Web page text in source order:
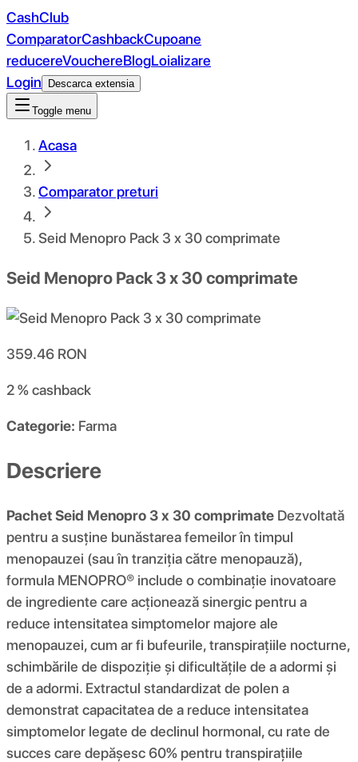
CashClub
ComparatorCashbackCupoane
reducereVouchereBlogLoializare
Login
Descarca extensia
Toggle menu
Acasa
Comparator preturi
Seid Menopro Pack 3 x 30 comprimate
Seid Menopro Pack 3 x 30 comprimate
359.46 RON
2 %cashback
Categorie: Farma
Descriere
Pachet Seid Menopro 3 x 30 comprimate Dezvoltată
pentru a susține bunăstarea femeilor în timpul
menopauzei (sau în tranziția către menopauză),
formula MENOPRO® include o combinație inovatoare
de ingrediente care acționează sinergic pentru a
reduce intensitatea simptomelor majore ale
menopauzei, cum ar fi bufeurile, transpirațiile nocturne,
schimbările de dispoziție și dificultățile de a adormi și
de a adormi. Extractul standardizat de polen a
demonstrat capacitatea de a reduce intensitatea
simptomelor legate de declinul hormonal, cu rate de
succes care depășesc 60% pentru transpirațiile